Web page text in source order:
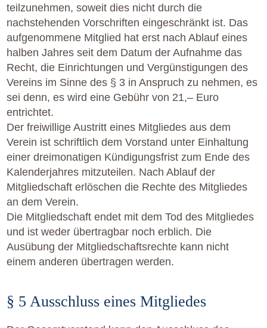
teilzunehmen, soweit dies nicht durch die
nachstehenden Vorschriften eingeschränkt ist. Das
aufgenommene Mitglied hat erst nach Ablauf eines
halben Jahres seit dem Datum der Aufnahme das
Recht, die Einrichtungen und Vergünstigungen des
Vereins im Sinne des § 3 in Anspruch zu nehmen, es
sei denn, es wird eine Gebühr von 21,– Euro
entrichtet.
Der freiwillige Austritt eines Mitgliedes aus dem
Verein ist schriftlich dem Vorstand unter Einhaltung
einer dreimonatigen Kündigungsfrist zum Ende des
Kalenderjahres mitzuteilen. Nach Ablauf der
Mitgliedschaft erlöschen die Rechte des Mitgliedes
an dem Verein.
Die Mitgliedschaft endet mit dem Tod des Mitgliedes
und ist weder übertragbar noch erblich. Die
Ausübung der Mitgliedschaftsrechte kann nicht
einem anderen übertragen werden.
§ 5 Ausschluss eines Mitgliedes